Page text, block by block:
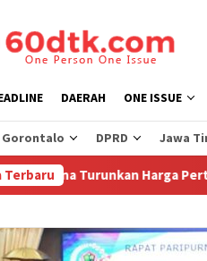
DAERAH ONE ISSUE
Gorontalo DPRD Jawa
Terbaru
Turunkan Harga Pertamax di